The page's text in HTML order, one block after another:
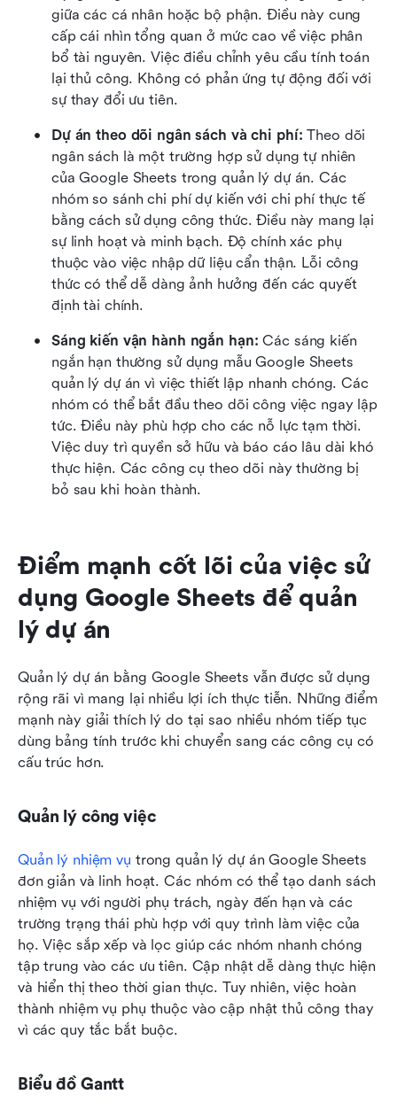
giữa các cá nhân hoặc bộ phận. Điều này cung
cấp cái nhìn tổng quan ở mức cao về việc phân
bổ tài nguyên. Việc điều chỉnh yêu cầu tính toán
lại thủ công. Không có phản ứng tự động đối với
sự thay đổi ưu tiên.
Dự án theo dõi ngân sách và chi phí: Theo dõi
ngân sách là một trường hợp sử dụng tự nhiên
của Google Sheets trong quản lý dự án. Các
nhóm so sánh chi phí dự kiến với chi phí thực tế
bằng cách sử dụng công thức. Điều này mang lại
sự linh hoạt và minh bạch. Độ chính xác phụ
thuộc vào việc nhập dữ liệu cẩn thận. Lỗi công
thức có thể dễ dàng ảnh hưởng đến các quyết
định tài chính.
Sáng kiến vận hành ngắn hạn: Các sáng kiến
ngắn hạn thường sử dụng mẫu Google Sheets
quản lý dự án vì việc thiết lập nhanh chóng. Các
nhóm có thể bắt đầu theo dõi công việc ngay lập
tức. Điều này phù hợp cho các nỗ lực tạm thời.
Việc duy trì quyền sở hữu và báo cáo lâu dài khó
thực hiện. Các công cụ theo dõi này thường bị
bỏ sau khi hoàn thành.
Điểm mạnh cốt lõi của việc sử
dụng Google Sheets để quản
lý dự án
Quản lý dự án bằng Google Sheets vẫn được sử dụng
rộng rãi vì mang lại nhiều lợi ích thực tiễn. Những điểm
mạnh này giải thích lý do tại sao nhiều nhóm tiếp tục
dùng bảng tính trước khi chuyển sang các công cụ có
cấu trúc hơn.
Quản lý công việc
Quản lý nhiệm vụ trong quản lý dự án Google Sheets
đơn giản và linh hoạt. Các nhóm có thể tạo danh sách
nhiệm vụ với người phụ trách, ngày đến hạn và các
trường trạng thái phù hợp với quy trình làm việc của
họ. Việc sắp xếp và lọc giúp các nhóm nhanh chóng
tập trung vào các ưu tiên. Cập nhật dễ dàng thực hiện
và hiển thị theo thời gian thực. Tuy nhiên, việc hoàn
thành nhiệm vụ phụ thuộc vào cập nhật thủ công thay
vì các quy tắc bắt buộc.
Biểu đồ Gantt